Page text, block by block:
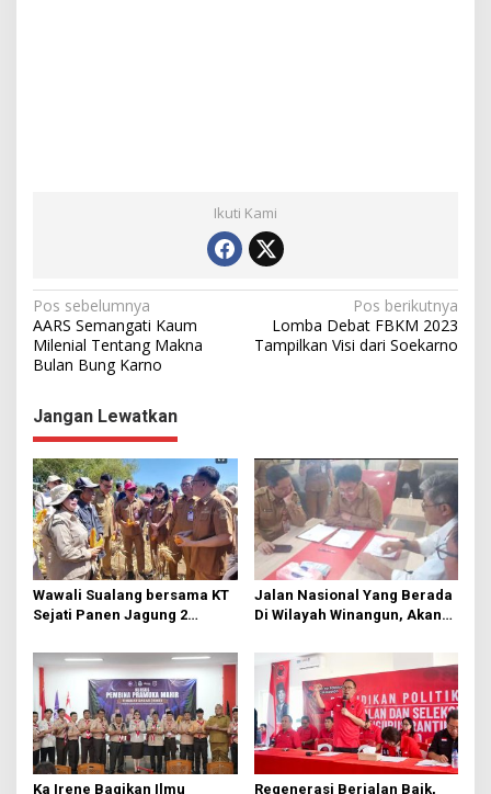
Ikuti Kami
N
a
v
i
g
a
s
i
p
o
s
Pos sebelumnya
AARS Semangati Kaum
Milenial Tentang Makna
Bulan Bung Karno
Pos berikutnya
Lomba Debat FBKM 2023
Tampilkan Visi dari Soekarno
Jangan Lewatkan
Wawali Sualang bersama KT
Sejati Panen Jagung 2
Jalan Nasional Yang Berada
Di Wilayah Winangun, Akan
Ka Irene Bagikan Ilmu Regenerasi Berjalan Baik,